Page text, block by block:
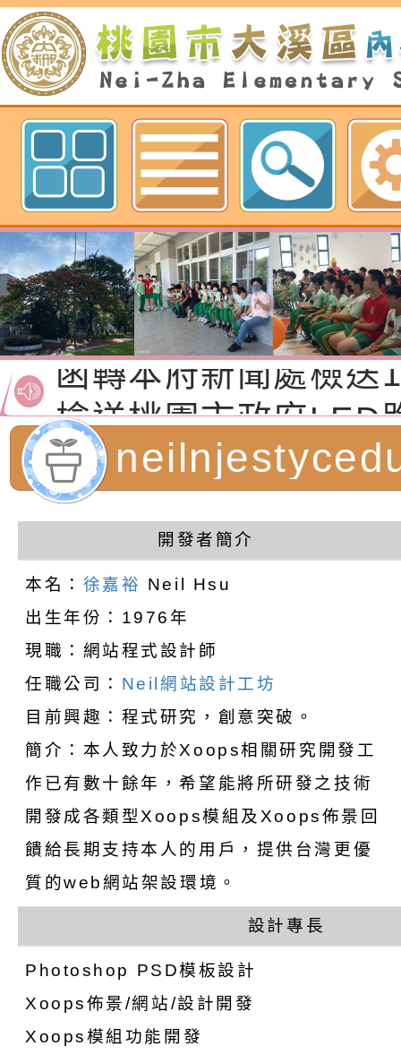
歡迎參觀：neilnjestycedu佈景設
Neil hsu網站
函轉桃園市政府「
性(防空)演習執行計
轉桃園市政府「
（防空）演習－行動
演練」
檢送桃園市政府家庭
「115年度祖孫樂淘
節慶祝活動」海報電
函轉本府新聞處檢送
交通安全宣導標語播
道安宣導影像素材
檢送桃園市政府LED
字稿及LCD託播影片
檢送行政院新聞傳播
月份公共服務政策溝
檢送本市馬祖新村眷
區《植地有聲》主題
有關本市辦理115年
專注力研習營 「正
緒學習與生命教育(
梯次)」
檢送桃園市政府LED
字稿及LCD託播影片
函轉「2026台東博
海報電子檔及活動介
檢送桃園市政府家庭
「小桃家7月課程資
「HELLO新鮮人」
養練習題」、「青少
書會」、「親密關係
坊」、「祖孫樂淘桃
徵件活動」海報
有關本局115年「暑
年─青春專案」LED
字稿
為配合政府政策宣導
者權益暨落實保護青
環境
檢送桃園市政府LED
字稿及LCD託播影片
有關桃園市政府家庭
服務資源資訊
檢送桃園市政府LED
字稿及LCD託播影（
函轉有關身心障礙者
（CRPD）第三次國
約專要文件及附件英
檢送行政院新聞傳播
月份公共服務政策溝
轉知教育部國民及學
計者：徐嘉裕
hsu
開發者簡介
本名： 徐嘉裕 Neil Hsu
出生年份：1976年
現職：網站程式設計師
任職公司： Neil網站設計工坊
目前興趣：程式研究，創意突破。
簡介：本人致力於Xoops相關研究開發工
作已有數十餘年，希望能將所研發之技術
開發成各類型Xoops模組及Xoops佈景回
饋給長期支持本人的用戶，提供台灣更優
質的web網站架設環境。
設計專長
Photoshop PSD模板設計
Xoops佈景/網站/設計開發
Xoops模組功能開發